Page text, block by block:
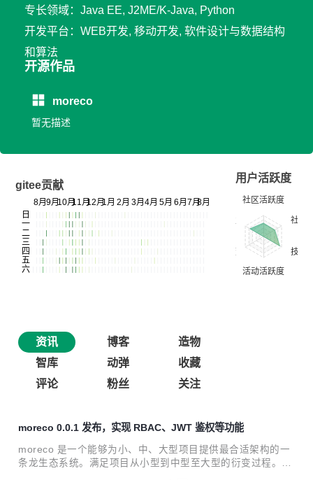
专长领域：Java EE, J2ME/K-Java, Python
开发平台：WEB开发, 移动开发, 软件设计与数据结构
和算法
开源作品
moreco
暂无描述
gitee贡献
用户活跃度
资讯 博客
造物
智库
动弹
收藏
评论
粉丝 关注
moreco 0.0.1 发布，实现 RBAC、JWT 鉴权等功能
moreco 是一个能够为小、中、大型项目提供最合适架构的一
条龙生态系统。满足项目从小型到中型至大型的衍变过程。从